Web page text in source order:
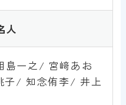
人
島一之/ 宮﨑あお
子/ 知念侑李/ 井上